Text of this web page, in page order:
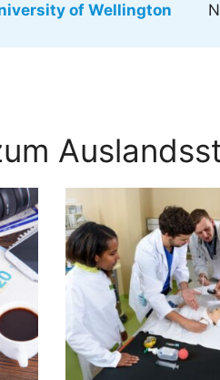
of Wellington